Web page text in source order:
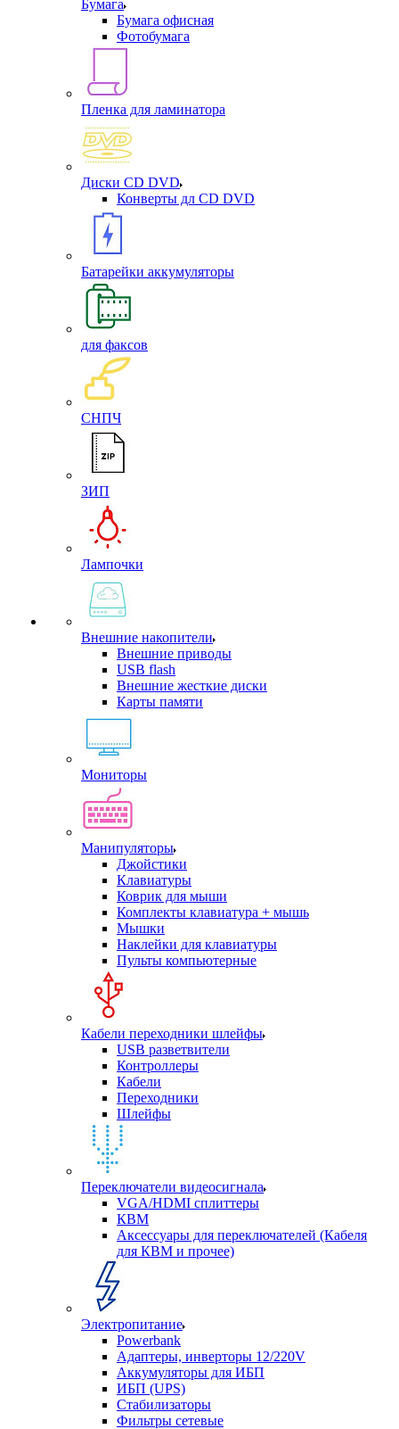
Бумага
Бумага офисная
Фотобумага
Пленка для ламинатора
Диски CD DVD
Конверты дл CD DVD
Батарейки аккумуляторы
для факсов
СНПЧ
ЗИП
Лампочки
Внешние накопители
Внешние приводы
USB flash
Внешние жесткие диски
Карты памяти
Мониторы
Манипуляторы
Джойстики
Клавиатуры
Коврик для мыши
Комплекты клавиатура + мышь
Мышки
Наклейки для клавиатуры
Пульты компьютерные
Кабели переходники шлейфы
USB разветвители
Контроллеры
Кабели
Переходники
Шлейфы
Переключатели видеосигнала
VGA/HDMI сплиттеры
КВМ
Аксессуары для переключателей (Кабеля
для КВМ и прочее)
Электропитание
Powerbank
Адаптеры, инверторы 12/220V
Аккумуляторы для ИБП
ИБП (UPS)
Стабилизаторы
Фильтры сетевые